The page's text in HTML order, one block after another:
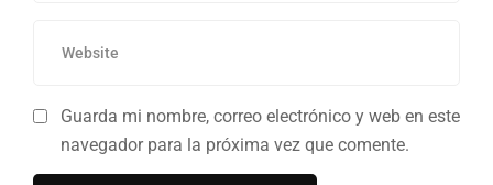
Guarda mi nombre, correo electrónico y web en este
navegador para la próxima vez que comente.